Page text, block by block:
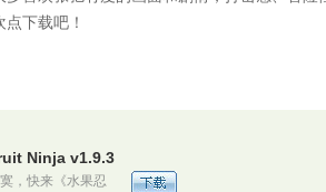
下载吧！
Ninja v1.9.3
，快来《水果忍